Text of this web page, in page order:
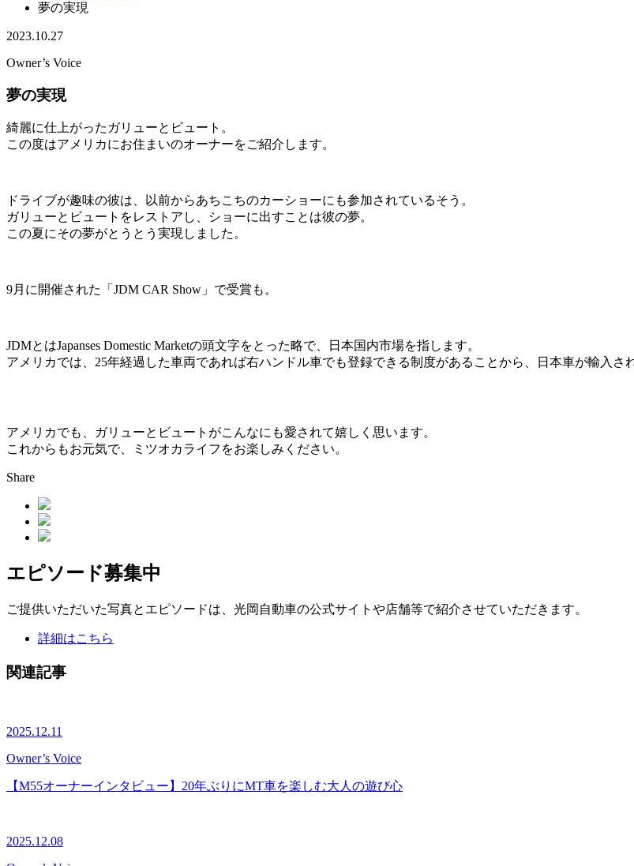
夢の実現
2023.10.27
Owner’s Voice
夢の実現
綺麗に仕上がったガリューとビュート。
この度はアメリカにお住まいのオーナーをご紹介します。
ドライブが趣味の彼は、以前からあちこちのカーショーにも参加されているそう。
ガリューとビュートをレストアし、ショーに出すことは彼の夢。
この夏にその夢がとうとう実現しました。
9月に開催された「JDM CAR Show」で受賞も。
JDMとはJapanses Domestic Marketの頭文字をとった略で、日本国内市場を指します。
アメリカでは、25年経過した車両であれば右ハンドル車でも登録できる制度があることから、日本車が輸入
アメリカでも、ガリューとビュートがこんなにも愛されて嬉しく思います。
これからもお元気で、ミツオカライフをお楽しみください。
Share
エピソード募集中
ご提供いただいた写真とエピソードは、光岡自動車の公式サイトや店舗等で紹介させていただきます。
詳細はこちら
関連記事
2025.12.11
Owner’s Voice
【M55オーナーインタビュー】20年ぶりにMT車を楽しむ大人の遊び心
2025.12.08